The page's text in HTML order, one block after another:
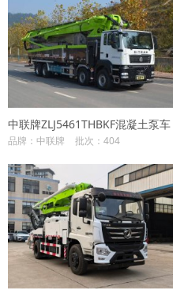
中联牌ZLJ5461THBKF混凝土泵车
品牌：中联牌 批次：404